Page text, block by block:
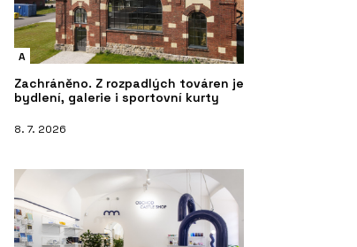
A
Zachráněno. Z rozpadlých továren je
bydlení, galerie i sportovní kurty
8. 7. 2026